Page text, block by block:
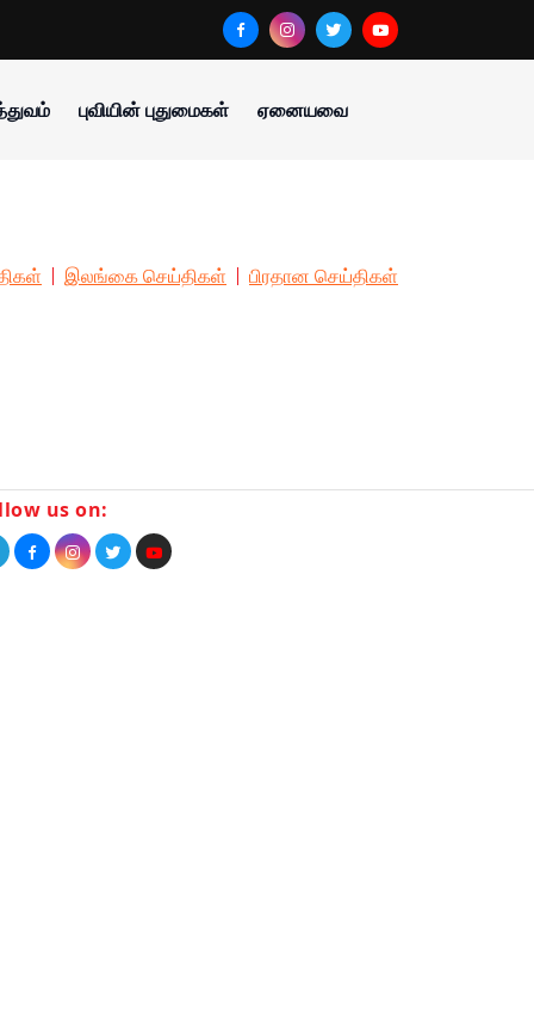
புவியின் புதுமைகள் ஏனையவை
இலங்கை செய்திகள் பிரதான செய்திகள்
us on: